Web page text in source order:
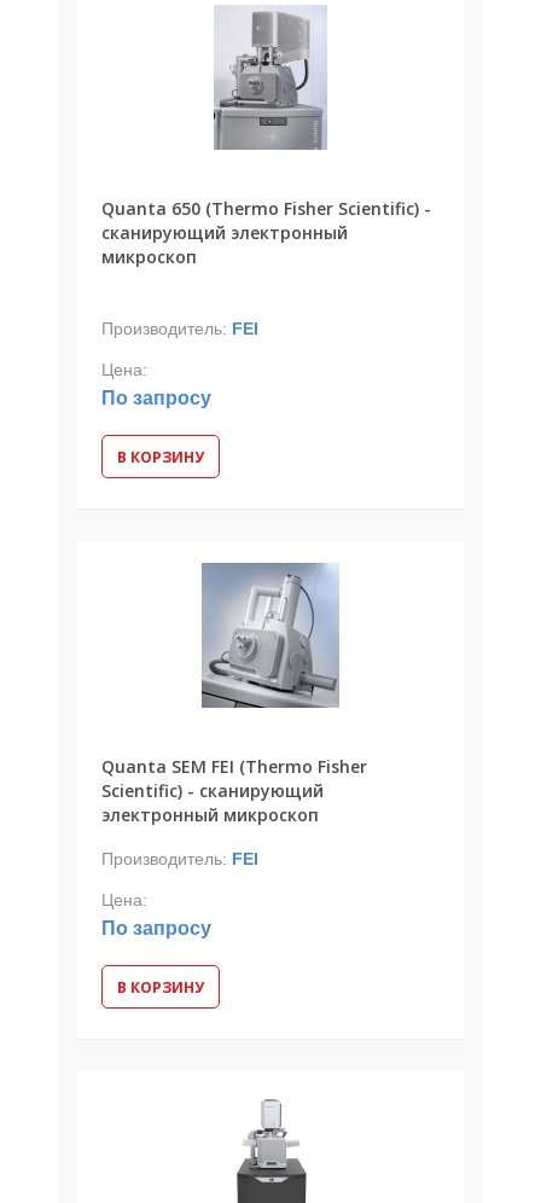
Quanta 650 (Thermo Fisher Scientific) -
сканирующий электронный
микроскоп
Производитель: FEI
Цена:
По запросу
В КОРЗИНУ
Quanta SEM FEI (Thermo Fisher
Scientific) - сканирующий
электронный микроскоп
Производитель: FEI
Цена:
По запросу
В КОРЗИНУ